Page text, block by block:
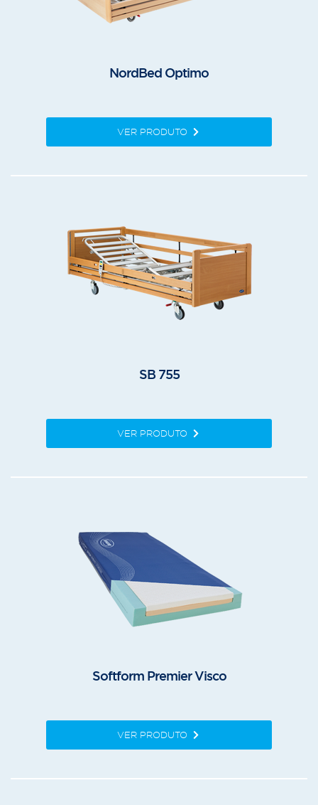
NordBed Optimo
VER PRODUTO
SB 755
VER PRODUTO
Softform Premier Visco
VER PRODUTO